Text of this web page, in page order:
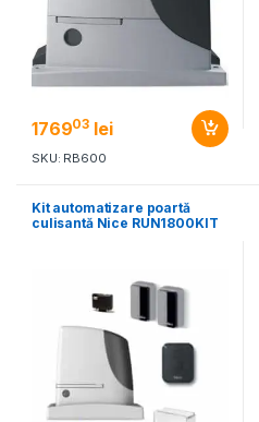
176903 lei
SKU: RB600
Kit automatizare poartă
culisantă Nice RUN1800KIT